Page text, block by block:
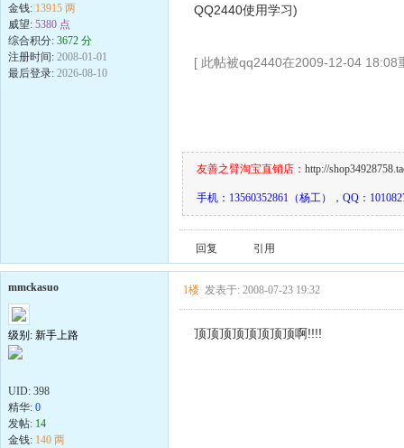
金钱: 13915 两
威望: 5380 点
综合积分: 3672 分
注册时间: 2008-01-01
最后登录: 2026-08-10
QQ2440使用学习)
[ 此帖被qq2440在2009-12-04 18:08
友善之臂淘宝直销店： http://
手机：13560352861（杨工），QQ：
回复 引用
mmckasuo
级别: 新手上路
UID: 398
精华: 0
发帖: 14
金钱: 140 两
1楼 发表于: 2008-07-23 19:32
顶顶顶顶顶顶顶顶啊!!!!